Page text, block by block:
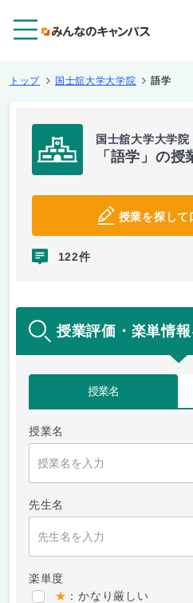
トップ 国士舘大学大学院 語学
国士舘大学大学院
「語学」の授
授業を探して
122件
授業評価・楽単情
授業名
授業名
先生名
楽単度
★ ：かなり厳しい